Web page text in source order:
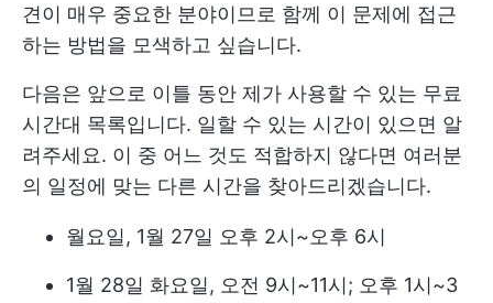
견이 매우 중요한 분야이므로 함께 이 문제에 접근
하는 방법을 모색하고 싶습니다.
다음은 앞으로 이틀 동안 제가 사용할 수 있는 무료
시간대 목록입니다. 일할 수 있는 시간이 있으면 알
려주세요. 이 중 어느 것도 적합하지 않다면 여러분
의 일정에 맞는 다른 시간을 찾아드리겠습니다.
월요일, 1월 27일 오후 2시~오후 6시
1월 28일 화요일, 오전 9시~11시; 오후 1시~3